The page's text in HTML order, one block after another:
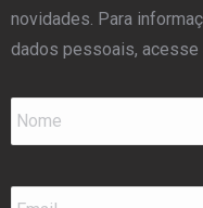
novidades. Para
dados pessoais, acesse
Nome *
Email *